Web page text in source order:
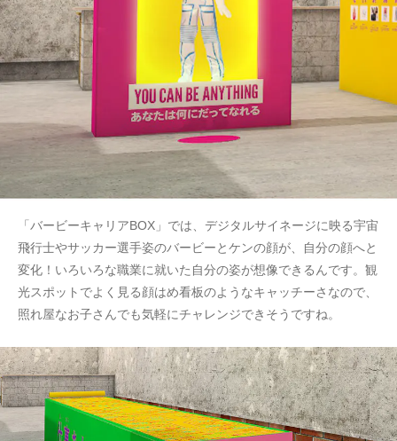
「バービーキャリアBOX」では、デジタルサイネージに映る宇宙
飛行士やサッカー選手姿のバービーとケンの顔が、自分の顔へと
変化！いろいろな職業に就いた自分の姿が想像できるんです。観
光スポットでよく見る顔はめ看板のようなキャッチーさなので、
照れ屋なお子さんでも気軽にチャレンジできそうですね。